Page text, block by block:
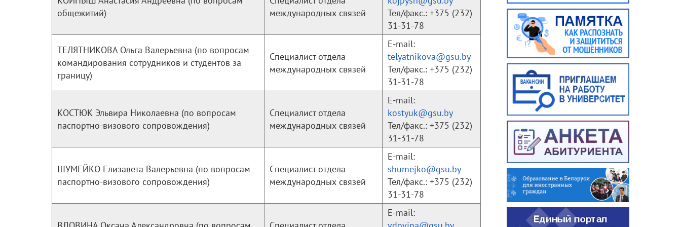
общежитий)
международных связей
Teл/факс.: +375 (232)
31-31-78
ТЕЛЯТНИКОВА Ольга Валерьевна (по вопросам
командирования сотрудников и студентов за
границу)
Специалист отдела
международных связей
E-mail:
telyatnikova@gsu.by
Teл/факс.: +375 (232)
31-31-78
КОСТЮК Эльвира Николаевна (по вопросам
паспортно-визового сопровождения)
Специалист отдела
международных связей
E-mail:
kostyuk@gsu.by
Teл/факс.: +375 (232)
31-31-78
ШУМЕЙКО Елизавета Валерьевна (по вопросам
паспортно-визового сопровождения)
Специалист отдела
международных связей
E-mail:
shumejko@gsu.by
Teл/факс.: +375 (232)
31-31-78
E-mail: